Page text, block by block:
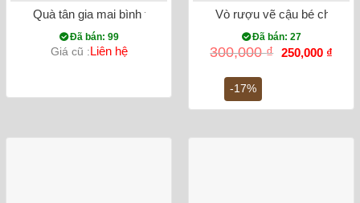
Quà tân gia mai bình tích lộc thuận buồm xuôi gió dát vàng
Đã bán: 99
Giá cũ :Liên hệ
-17%
Vò rượu vẽ cậu bé chăn
Đã bán: 27
300,000₫ Giá
250,000 ₫Giá